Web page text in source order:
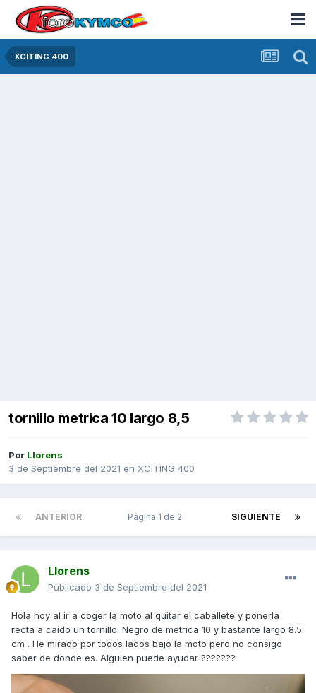
XCITING 400
tornillo metrica 10 largo 8,5
Por Llorens
3 de Septiembre del 2021 en XCITING 400
ANTERIOR SIGUIENTE
Página 1 de 2
Llorens
Publicado 3 de Septiembre del 2021
Hola hoy al ir a coger la moto al quitar el caballete y ponerla
recta a caído un tornillo. Negro de metrica 10 y bastante largo 8.5
cm . He mirado por todos lados bajo la moto pero no consigo
saber de donde es. Alguien puede ayudar ???????